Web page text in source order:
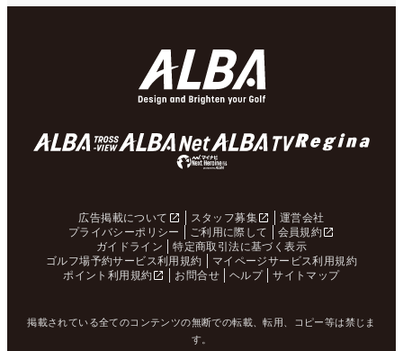
広告掲載について スタッフ募集
運営会社
プライバシーポリシー
ご利用に際して
会員規約
ガイドライン
特定商取引法に基づく表示
ゴルフ場予約サービス利用規約
マイページサービス利用規約
ポイント利用規約
お問合せ ヘルプ サイトマップ
掲載されている全てのコンテンツの無断での転載、転用、コピー等は禁じま
す。